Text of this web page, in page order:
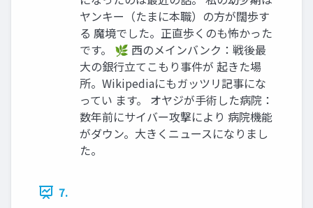
ヤンキー（たまに本職）の方が闊歩す
る 魔境でした。正直歩くのも怖かった
です。 🌿 西のメインバンク：戦後最
大の銀行立てこもり事件が 起きた場
所。Wikipediaにもガッツリ記事にな
ってい ます。 オヤジが手術した病院：
数年前にサイバー攻撃により 病院機能
がダウン。大きくニュースになりまし
た。
7.